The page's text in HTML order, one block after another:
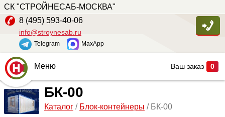
СК "СТРОЙНЕСАБ-МОСКВА"
8 (495) 593-40-06
info@stroynesab.ru
Telegram MaxApp
Ваш заказ 0
Главная
Каталог
Меню
Цена
Ширина
— м
БК-00
Каталог / Блок-контейнеры / БК-00